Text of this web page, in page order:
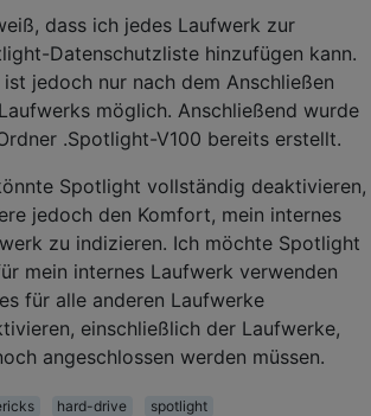
dass ich jedes Laufwerk zur
Datenschutzliste hinzufügen kann.
ist jedoch nur nach dem Anschließen
möglich. Anschließend wurde
.Spotlight-V100 bereits erstellt.
Spotlight vollständig deaktivieren,
jedoch den Komfort, mein internes
zu indizieren. Ich möchte Spotlight
mein internes Laufwerk verwenden
für alle anderen Laufwerke
einschließlich der Laufwerke,
angeschlossen werden müssen.
hard-drive
spotlight